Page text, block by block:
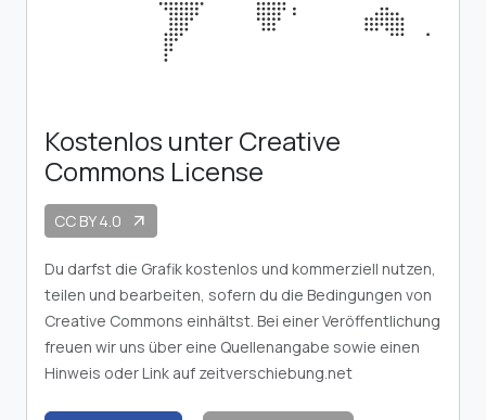
Kostenlos unter Creative
Commons License
CC BY 4.0 arrow_outward
Du darfst die Grafik kostenlos und kommerziell nutzen,
teilen und bearbeiten, sofern du die Bedingungen von
Creative Commons einhältst. Bei einer Veröffentlichung
freuen wir uns über eine Quellenangabe sowie einen
Hinweis oder Link auf zeitverschiebung.net